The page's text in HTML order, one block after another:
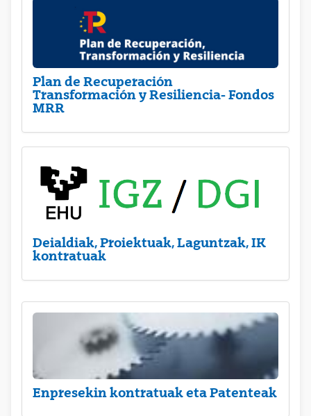
Plan de Recuperación
Transformación y Resiliencia- Fondos
MRR
Deialdiak, Proiektuak, Laguntzak, IK
kontratuak
Enpresekin kontratuak eta Patenteak